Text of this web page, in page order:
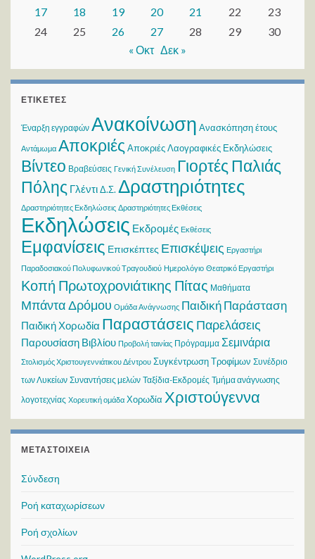
17
18 19 20 21 22
23
24
25 26 27 28 29
30
« Οκτ Δεκ »
ΕΤΙΚΈΤΕΣ
Έναρξη εγγραφών Ανακοίνωση Ανασκόπηση έτους
Αντάμωμα Αποκριές Αποκριές Λαογραφικές Εκδηλώσεις
Βίντεο Βραβεύσεις Γενική Συνέλευση Γιορτές Παλιάς
Πόλης ΓλέντιΔ.Σ. Δραστηριότητες
Δραστηριότητες Εκδηλώσεις Δραστηριότητες Εκθέσεις
Εκδηλώσεις Εκδρομές Εκθέσεις
Εμφανίσεις Επισκέπτες Επισκέψεις Εργαστήρι
Παραδοσιακού Πολυφωνικού Τραγουδιού Ημερολόγιο Θεατρικό Εργαστήρι
Κοπή Πρωτοχρονιάτικης Πίτας Μαθήματα
Μπάντα Δρόμου Ομάδα Ανάγνωσης Παιδική Παράσταση
Παιδική Χορωδία Παραστάσεις Παρελάσεις
Παρουσίαση Βιβλίου Προβολή ταινίας Πρόγραμμα Σεμινάρια
Στολισμός Χριστουγεννιάτικου Δέντρου Συγκέντρωση Τροφίμων Συνέδριο
των Λυκείων Συναντήσεις μελών Ταξίδια-Εκδρομές Τμήμα ανάγνωσης
λογοτεχνίας Χορευτική ομάδα Χορωδία Χριστούγεννα
ΜΕΤΑΣΤΟΙΧΕΊΑ
Σύνδεση
Ροή καταχωρίσεων
Ροή σχολίων